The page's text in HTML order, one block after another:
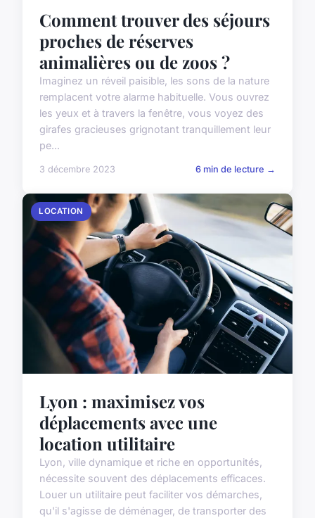
Comment trouver des séjours
proches de réserves
animalières ou de zoos ?
Imaginez un réveil paisible, les sons de la nature
remplacent votre alarme habituelle. Vous ouvrez
les yeux et à travers la fenêtre, vous voyez des
girafes gracieuses grignotant tranquillement leur
pe...
3 décembre 2023 6 min de lecture →
LOCATION
Lyon : maximisez vos
déplacements avec une
location utilitaire
Lyon, ville dynamique et riche en opportunités,
nécessite souvent des déplacements efficaces.
Louer un utilitaire peut faciliter vos démarches,
qu'il s'agisse de déménager, de transporter des